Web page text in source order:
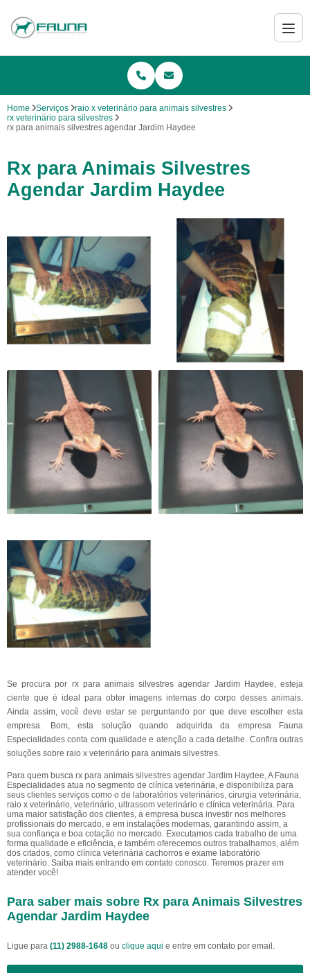
Home Serviços
raio x veterinário para animais silvestres
rx veterinário para silvestres
rx para animais silvestres agendar Jardim Haydee
Rx para Animais Silvestres
Agendar Jardim Haydee
Se procura por rx para animais silvestres agendar Jardim Haydee, esteja
ciente que é ideal para obter imagens internas do corpo desses animais.
Ainda assim, você deve estar se perguntando por que deve escolher esta
empresa. Bom, esta solução quando adquirida da empresa Fauna
Especialidades conta com qualidade e atenção a cada detalhe. Confira outras
soluções sobre raio x veterinário para animais silvestres.
Para quem busca rx para animais silvestres agendar Jardim Haydee, A Fauna
Especialidades atua no segmento de clínica veterinária, e disponibiliza para
seus clientes serviços como o de laboratórios veterinários, cirurgia veterinária,
raio x veterinário, veterinário, ultrassom veterinário e clínica veterinária. Para
uma maior satisfação dos clientes, a empresa busca investir nos melhores
profissionais do mercado, e em instalações modernas, garantindo assim, a
sua confiança e boa cotação no mercado. Executamos cada trabalho de uma
forma qualidade e eficiência, e também oferecemos outros trabalhamos, além
dos citados, como clínica veterinária cachorros e exame laboratório
veterinário. Saiba mais entrando em contato conosco. Teremos prazer em
atender você!
Para saber mais sobre Rx para Animais Silvestres
Agendar Jardim Haydee
Ligue para (11) 2988-1648 ou clique aqui e entre em contato por email.